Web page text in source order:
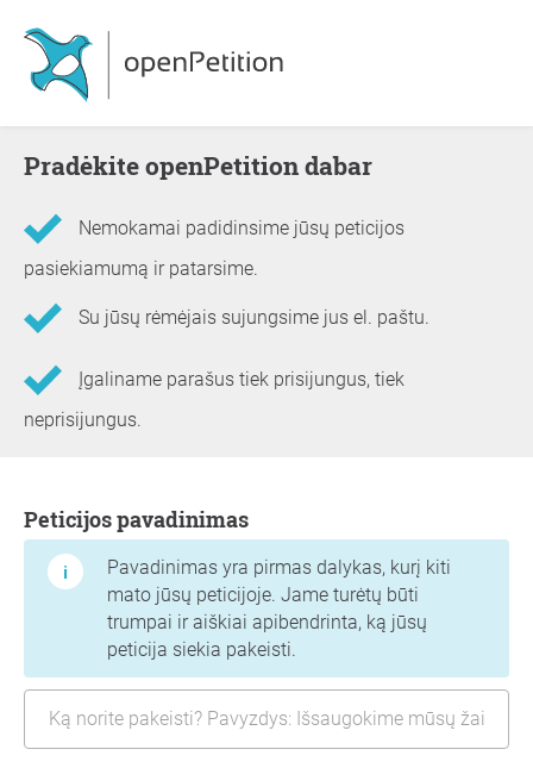
Pradėkite openPetition dabar
Nemokamai padidinsime jūsų peticijos
pasiekiamumą ir patarsime.
Su jūsų rėmėjais sujungsime jus el. paštu.
Įgaliname parašus tiek prisijungus, tiek
neprisijungus.
Peticijos pavadinimas
Pavadinimas yra pirmas dalykas, kurį kiti
mato jūsų peticijoje. Jame turėtų būti
trumpai ir aiškiai apibendrinta, ką jūsų
peticija siekia pakeisti.